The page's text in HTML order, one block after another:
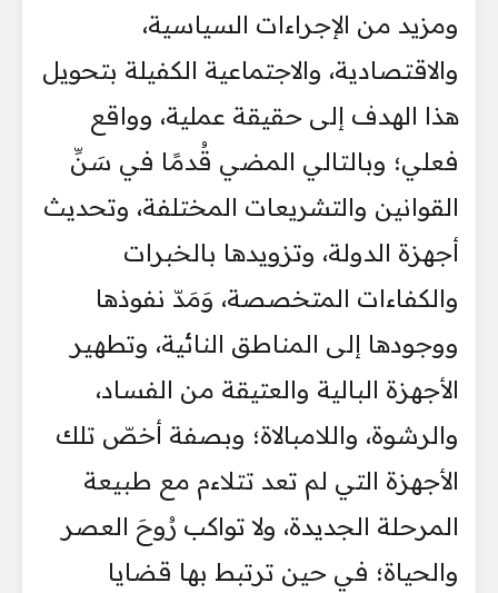
ومزيد من الإجراءات السياسية،
والاقتصادية، والاجتماعية الكفيلة بتحويل
هذا الهدف إلى حقيقة عملية، وواقع
فعلي؛ وبالتالي المضي قُدمًا في سَنِّ
القوانين والتشريعات المختلفة، وتحديث
أجهزة الدولة، وتزويدها بالخبرات
والكفاءات المتخصصة، وَمَدّ نفوذها
ووجودها إلى المناطق النائية، وتطهير
الأجهزة البالية والعتيقة من الفساد،
والرشوة، واللامبالاة؛ وبصفة أخصّ تلك
الأجهزة التي لم تعد تتلاءم مع طبيعة
المرحلة الجديدة، ولا تواكب رُوحَ العصر
والحياة؛ في حين ترتبط بها قضايا